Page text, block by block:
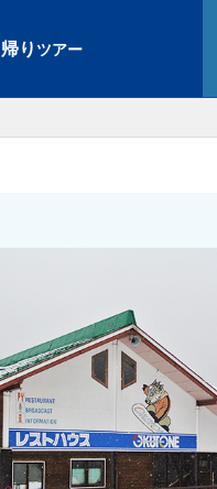
り ツアー